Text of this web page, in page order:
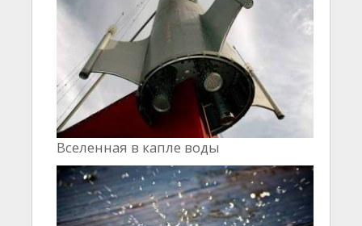
Вселенная в капле воды